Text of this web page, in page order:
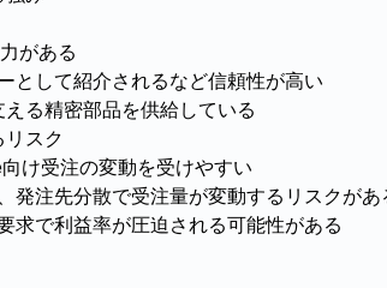
がある
として紹介されるなど信頼性が高い
る精密部品を供給している
スク
け受注の変動を受けやすい
発注先分散で受注量が変動するリスクがあ
求で利益率が圧迫される可能性がある